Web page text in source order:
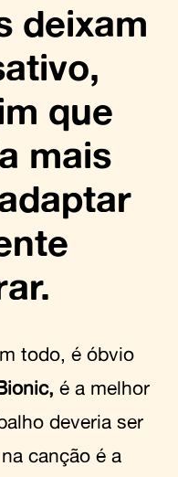
deixam
que
mais
todo, é óbvio
é a melhor
deveria ser
canção é a